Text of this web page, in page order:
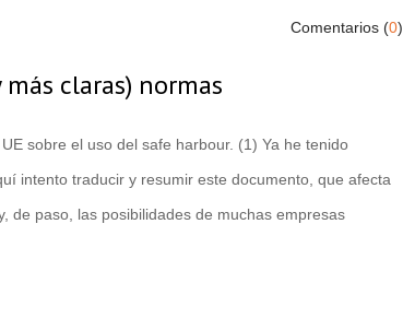
Comentarios (0)
claras) normas
sobre el uso del safe harbour. (1) Ya he tenido
intento traducir y resumir este documento, que afecta
de paso, las posibilidades de muchas empresas